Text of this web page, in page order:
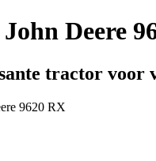
Deere
tractor voor
9620 RX